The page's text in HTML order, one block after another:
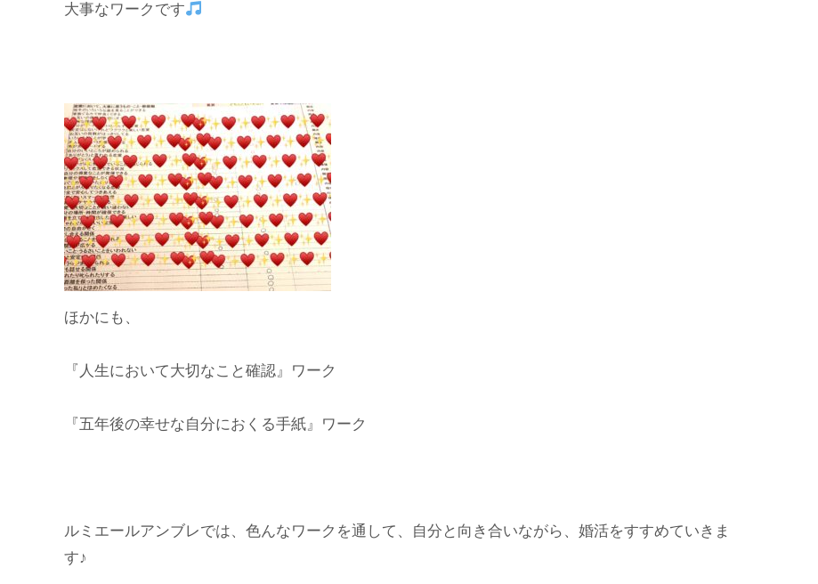
大事なワークです
ほかにも、
『人生において大切なこと確認』ワーク
『五年後の幸せな自分におくる手紙』ワーク
ルミエールアンブレでは、色んなワークを通して、自分と向き合いながら、婚活をすすめていきま
す♪